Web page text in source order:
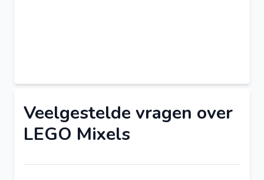
Veelgestelde vragen over
LEGO Mixels